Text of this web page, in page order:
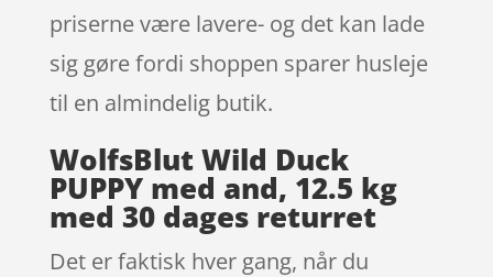
priserne være lavere- og det kan lade
sig gøre fordi shoppen sparer husleje
til en almindelig butik.
WolfsBlut Wild Duck
PUPPY med and, 12.5 kg
med 30 dages returret
Det er faktisk hver gang, når du